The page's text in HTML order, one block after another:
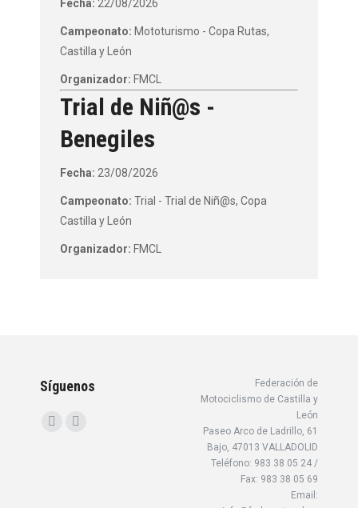
Fecha: 22/08/2026
Campeonato: Mototurismo - Copa Rutas,
Castilla y León
Organizador: FMCL
Trial de Niñ@s -
Benegiles
Fecha: 23/08/2026
Campeonato: Trial - Trial de Niñ@s, Copa
Castilla y León
Organizador: FMCL
Síguenos
Encuéntranos en:
Federación de
Motociclismo de Castilla y
León
Paseo Arco de Ladrillo, 61
Bajo, 47013 VALLADOLID
Teléfono: 983 38 05 24 /
Fax: 983 38 05 69
Email: